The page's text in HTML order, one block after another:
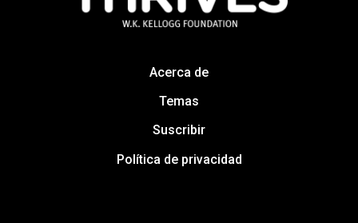
Acerca de
Temas
Suscribir
Política de privacidad